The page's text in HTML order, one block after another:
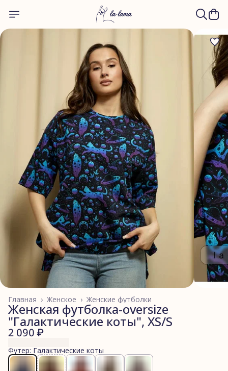
Женские футболки
Женское ›
Главная ›
Женская футболка-oversize
"Галактические коты", XS/S
2 090 ₽
Футер: Галактические коты